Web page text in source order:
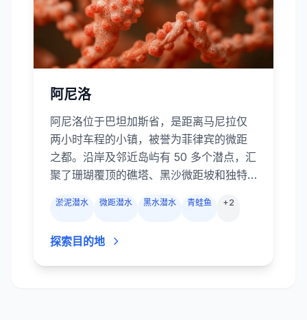
阿尼洛
阿尼洛位于巴坦加斯省，是距离马尼拉仅
两小时车程的小镇，被誉为菲律宾的微距
之都。沿岸及邻近岛屿有 50 多个潜点，汇
聚了珊瑚覆顶的礁塔、黑沙微距坡和独特
在 Secret Bay 与阿尼洛码头的淤泥中寻找
海龙、蛙鱼及数十种海蛞蝓。浅礁如
Twin Rocks 和 Cathedral 被软珊瑚覆
淤泥潜水 微距潜水 黑水潜水 青蛙鱼 +2
探索目的地